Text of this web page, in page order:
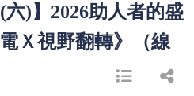
六)】2026助人者的盛
Ｘ視野翻轉》（線